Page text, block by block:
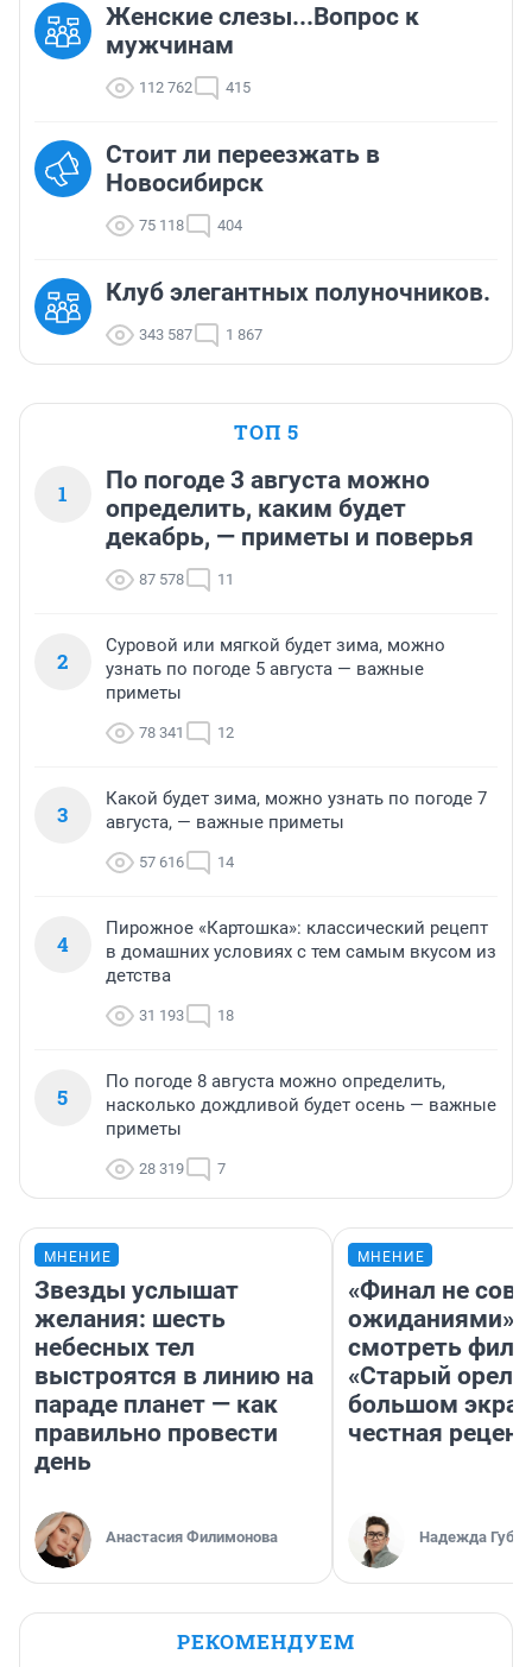
Женские слезы...Вопрос к
мужчинам
112 762 415
Стоит ли переезжать в
Новосибирск
75 118 404
Клуб элегантных полуночников.
343 587 1 867
ТОП 5
1
По погоде 3 августа можно
определить, каким будет
декабрь, — приметы и поверья
87 578 11
2
Суровой или мягкой будет зима, можно
узнать по погоде 5 августа — важные
приметы
78 341 12
3
Какой будет зима, можно узнать по погоде 7
августа, — важные приметы
57 616 14
4
Пирожное «Картошка»: классический рецепт
в домашних условиях с тем самым вкусом из
детства
31 193 18
5
По погоде 8 августа можно определить,
насколько дождливой будет осень — важные
приметы
28 319 7
МНЕНИЕ
Звезды услышат
желания: шесть
небесных тел
выстроятся в линию на
параде планет — как
правильно провести
день
Анастасия Филимонова
МНЕНИЕ
«Финал не
ожиданиями»:
смотреть
«Старый орел»
большом
честная
Надежда
РЕКОМЕНДУЕМ